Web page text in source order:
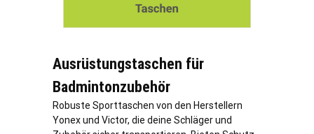
Ausrüstungstaschen für
Badmintonzubehör
Robuste Sporttaschen von den Herstellern
Yonex und Victor, die deine Schläger und